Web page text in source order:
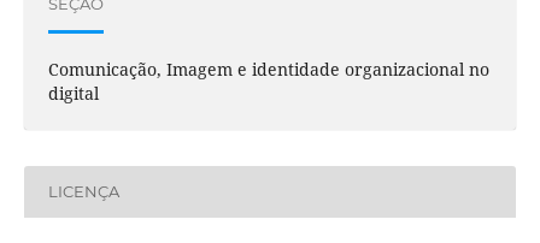
Comunicação, Imagem e identidade organizacional no
digital
LICENÇA